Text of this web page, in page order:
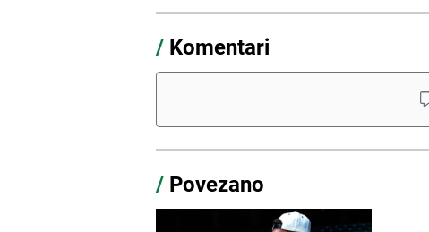
/ Komentari
/ Povezano